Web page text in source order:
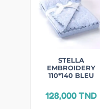
STELLA
EMBROIDERY
110*140 BLEU
128,000TND